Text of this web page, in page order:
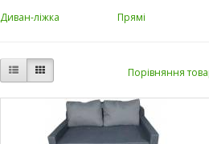
Диван-ліжка Прямі
Порівняння